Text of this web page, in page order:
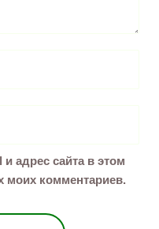
адрес сайта в этом
моих комментариев.